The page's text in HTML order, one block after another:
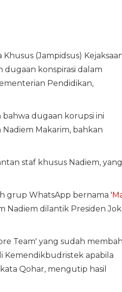
(Jampidsus)
konspirasi dalam
Pendidikan,
dugaan korupsi ini
Makarim, bahkan
staf khusus Nadiem, yang
grup WhatsApp bernama '
Nadiem dilantik Presiden
Team' yang sudah
Kemendikbudristek apabila
Qohar, mengutip hasil